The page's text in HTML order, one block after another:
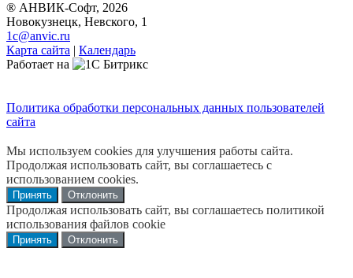
® АНВИК-Софт, 2026
Новокузнецк, Невского, 1
1c@anvic.ru
Карта сайта | Календарь
Работает на
Политика обработки персональных данных пользователей
сайта
Мы используем cookies для улучшения работы сайта.
Продолжая использовать сайт, вы соглашаетесь с
использованием cookies.
Принять Отклонить
Продолжая использовать сайт, вы соглашаетесь политикой
использования файлов cookie
Принять Отклонить